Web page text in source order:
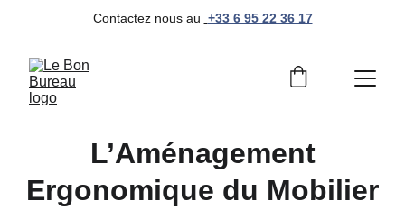
Contactez nous au +33 6 95 22 36 17
L’Aménagement
Ergonomique du Mobilier